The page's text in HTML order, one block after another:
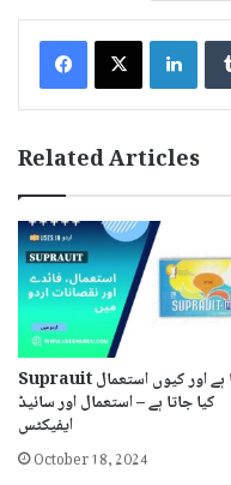
Related Articles
Suprauit کیا ہے اور کیوں استعمال
کیا جاتا ہے – استعمال اور سائیڈ
ایفیکٹس
October 18, 2024